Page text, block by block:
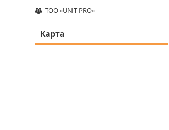
ТОО «UNIT PRO»
Карта